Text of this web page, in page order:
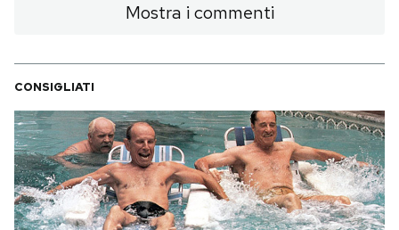
Mostra i commenti
CONSIGLIATI